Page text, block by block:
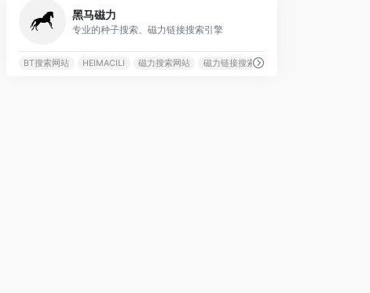
黑马磁力
专业的种子搜索、磁力链接搜索引擎
BT搜索网站 HEIMACILI 磁力搜索网站 磁力链接搜索